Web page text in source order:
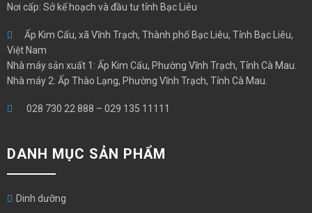
Nơi cấp: Sở kế hoạch và đầu tư tỉnh Bạc Liêu
Ấp Kim Cấu, xã Vĩnh Trạch, Thành phố Bạc Liêu, Tỉnh Bạc Liêu,
Việt Nam
Nhà máy sản xuất 1: Ấp Kim Cấu, Phường Vĩnh Trạch, Tỉnh Cà Mau.
Nhà máy 2: Ấp Thào Lạng, Phường Vĩnh Trạch, Tỉnh Cà Mau.
028 730 22 888 – 029 135 11111
DANH MỤC SẢN PHẨM
Dinh dưỡng